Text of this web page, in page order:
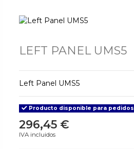
LEFT PANEL UMS5
Left Panel UMS5
Producto disponible para pedidos
296,45 €
IVA incluidos